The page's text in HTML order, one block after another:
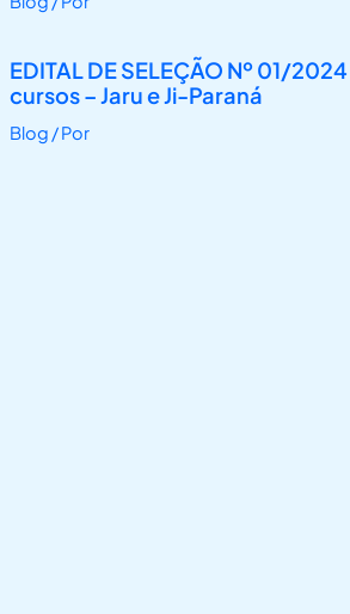
EDITAL DE SELEÇÃO Nº 01/
cursos – Jaru e Ji-Paraná
Blog / Por